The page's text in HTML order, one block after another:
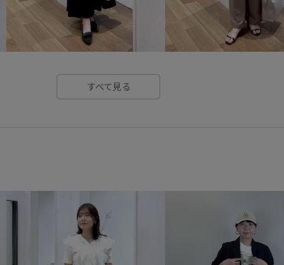
毛玉になりにくい 滑らかな肌触り
金ボタン 長財布 靴
すべて見る